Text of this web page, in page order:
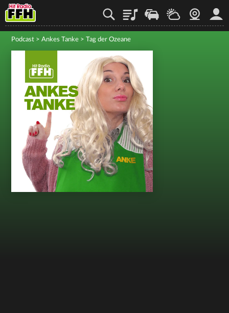
PlaylistStaupilotWetterWebcam
Podcast > Ankes Tanke > Tag der Ozeane